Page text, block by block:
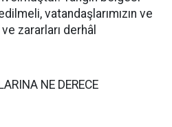
vatandaşlarımızın ve
zararları derhâl
NE DERECE